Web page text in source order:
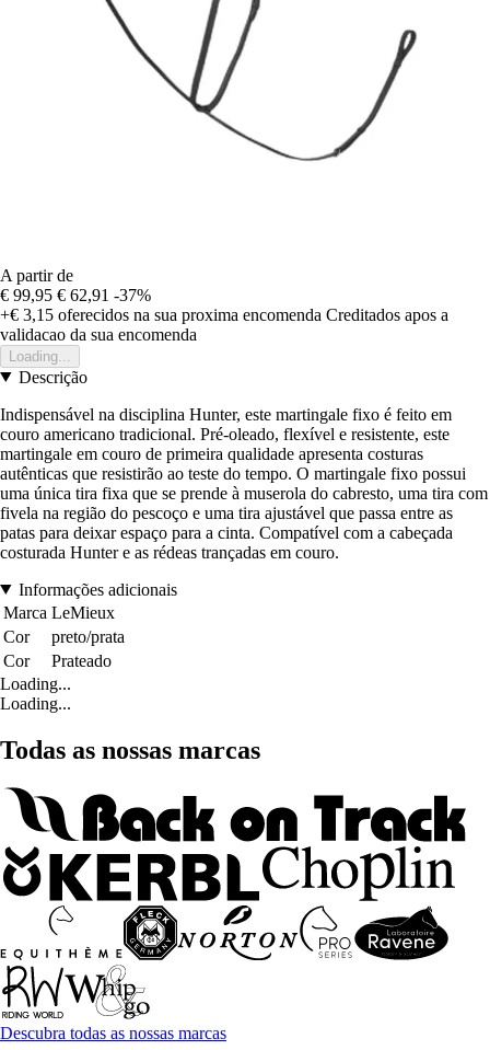
A partir de
€ 99,95 € 62,91 -37%
+€ 3,15 oferecidos na sua proxima encomenda Creditados apos a
validacao da sua encomenda
Loading...
Descrição
Indispensável na disciplina Hunter, este martingale fixo é feito em
couro americano tradicional. Pré-oleado, flexível e resistente, este
martingale em couro de primeira qualidade apresenta costuras
autênticas que resistirão ao teste do tempo. O martingale fixo possui
uma única tira fixa que se prende à muserola do cabresto, uma tira com
fivela na região do pescoço e uma tira ajustável que passa entre as
patas para deixar espaço para a cinta. Compatível com a cabeçada
costurada Hunter e as rédeas trançadas em couro.
Informações adicionais
Marca LeMieux
Cor
preto/prata
Cor
Prateado
Loading...
Loading...
Todas as nossas marcas
Descubra todas as nossas marcas